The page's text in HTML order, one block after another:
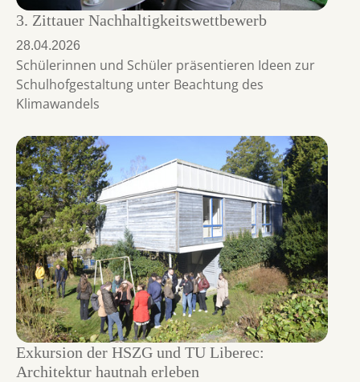
3. Zittauer Nachhaltigkeitswettbewerb
28.04.2026
Schülerinnen und Schüler präsentieren Ideen zur
Schulhofgestaltung unter Beachtung des
Klimawandels
Exkursion der HSZG und TU Liberec:
Architektur hautnah erleben